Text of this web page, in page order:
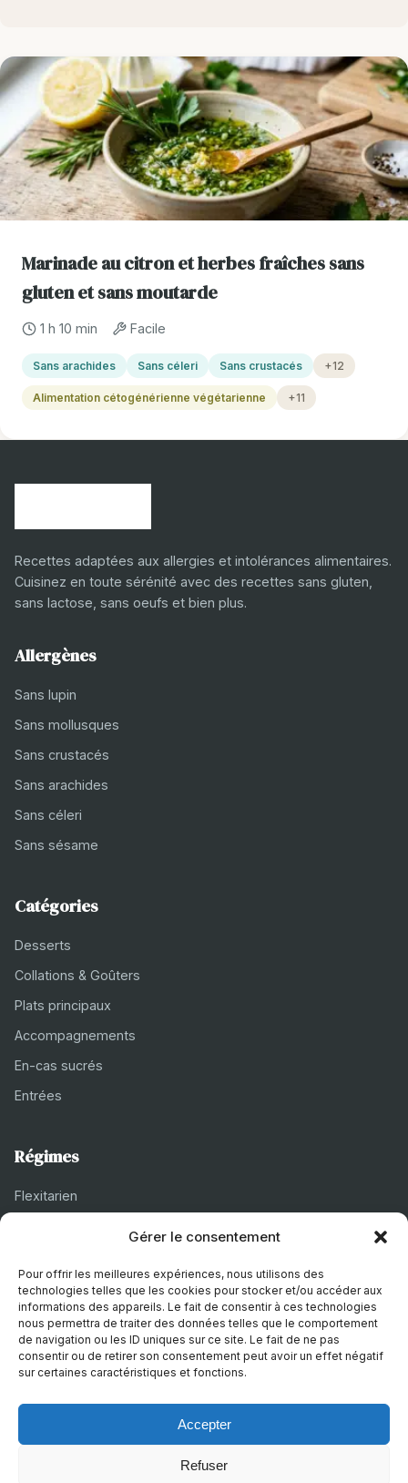
Gérer le consentement
Pour offrir les meilleures expériences, nous utilisons des
technologies telles que les cookies pour stocker et/ou accéder aux
informations des appareils. Le fait de consentir à ces technologies
nous permettra de traiter des données telles que le comportement
de navigation ou les ID uniques sur ce site. Le fait de ne pas
consentir ou de retirer son consentement peut avoir un effet négatif
sur certaines caractéristiques et fonctions.
Accepter
Refuser
Marinade au citron et herbes fraîches sans
gluten et sans moutarde
1 h 10 min Facile
Sans arachides Sans céleri Sans crustacés +12
Alimentation cétogénérienne végétarienne +11
Recettes adaptées aux allergies et intolérances alimentaires.
Cuisinez en toute sérénité avec des recettes sans gluten,
sans lactose, sans oeufs et bien plus.
Allergènes
Sans lupin
Sans mollusques
Sans crustacés
Sans arachides
Sans céleri
Sans sésame
Catégories
Desserts
Collations & Goûters
Plats principaux
Accompagnements
En-cas sucrés
Entrées
Régimes
Flexitarien
Végétarien
À propos
Mentions légales
Politique de confidentialité